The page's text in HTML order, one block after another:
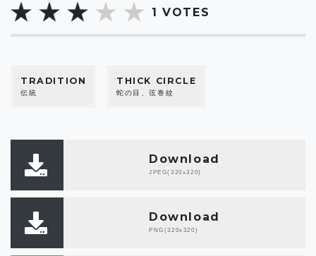
1 VOTES
TRADITION
伝統
THICK CIRCLE
蛇の目、弦巻紋
Download
JPEG(320x320)
Download
PNG(320x320)